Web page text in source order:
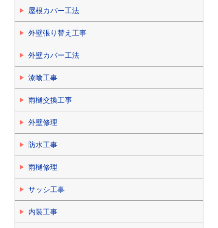
屋根カバー工法
外壁張り替え工事
外壁カバー工法
漆喰工事
雨樋交換工事
外壁修理
防水工事
雨樋修理
サッシ工事
内装工事